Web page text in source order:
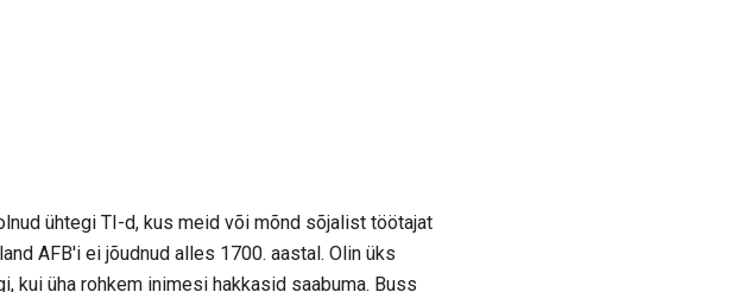
ühtegi TI-d, kus meid või mõnd sõjalist töötajat
AFB'i ei jõudnud alles 1700. aastal. Olin üks
üha rohkem inimesi hakkasid saabuma. Buss